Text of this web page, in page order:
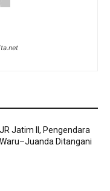
Jatim II, Pengendara
Ditangani